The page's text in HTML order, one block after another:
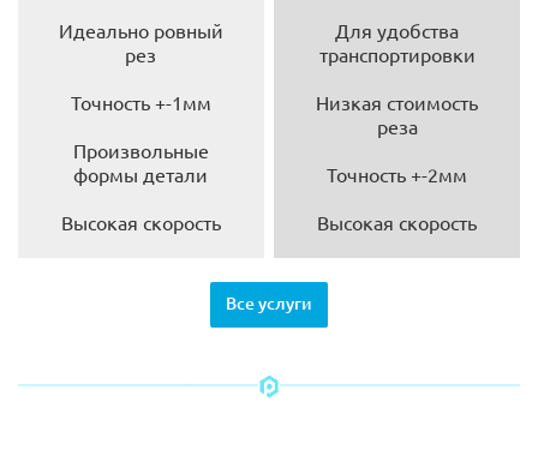
Идеально ровный
рез
Точность +-1мм
Произвольные
формы детали
Высокая скорость
Для удобства
транспортировки
Низкая стоимость
реза
Точность +-2мм
Высокая скорость
Все услуги